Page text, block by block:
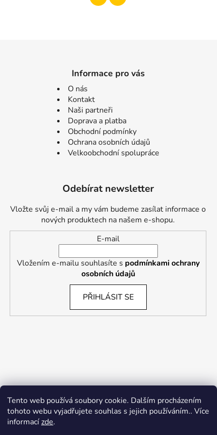
Tento web používá soubory cookie. Dalším procházením
tohoto webu vyjadřujete souhlas s jejich používáním.. Více
informacízde.
Informace pro vás
O nás
Kontakt
Naši partneři
Doprava a platba
Obchodní podmínky
Ochrana osobních údajů
Velkoobchodní spolupráce
Odebírat newsletter
Vložte svůj e-mail a my vám budeme zasílat informace o
nových produktech na našem e-shopu.
E-mail
Vložením e-mailu souhlasíte s podmínkami ochrany
osobních údajů
PŘIHLÁSIT SE